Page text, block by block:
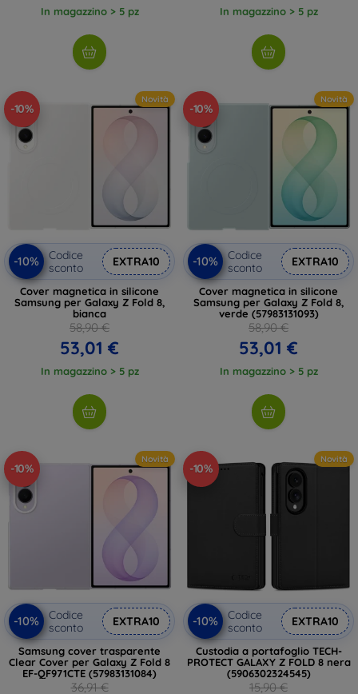
In magazzino > 5 pz In magazzino > 5 pz
-10%
Novità
-10%
Codice
sconto
EXTRA10
Cover magnetica in silicone
Samsung per Galaxy Z Fold 8,
bianca
58,90 €
53,01 €
In magazzino > 5 pz
-10%
Novità
-10%
Codice
sconto
EXTRA10
Cover magnetica in silicone
Samsung per Galaxy Z Fold 8,
verde (57983131093)
58,90 €
53,01 €
In magazzino > 5 pz
-10%
Novità
-10%
Codice
sconto
EXTRA10
Samsung cover trasparente
Clear Cover per Galaxy Z Fold 8
EF-QF971CTE (57983131084)
36,91 €
-10%
Novità
-10%
Codice
sconto
EXTRA10
Custodia a portafoglio TECH-
PROTECT GALAXY Z FOLD 8 nera
(5906302324545)
15,90 €